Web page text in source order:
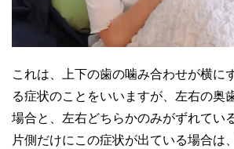
これは、上下の歯の噛み合わせが横に
る症状のことをいいますが、左右の奥
場合と、左右どちらかのみがずれてい
片側だけにこの症状が出ている場合は